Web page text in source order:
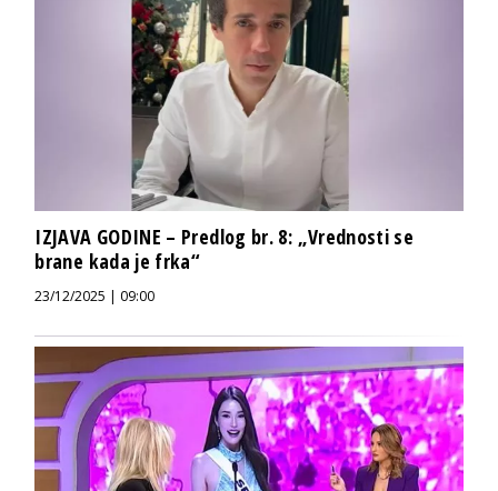
IZJAVA GODINE – Predlog br. 8: „Vrednosti se
brane kada je frka“
23/12/2025 | 09:00